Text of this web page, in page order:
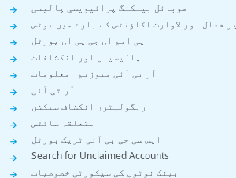
موبائل بینکنگ پرائیویسی پالیسی
فعال اور لاوارث اکاؤنٹس کے بارے میں نوٹس
پی ایم ای جی پی ای پورٹل
پالیسیاں اور انکشافات
آر بی آئی میوزیم - معلومات
آر ٹی آئی
ریگولیٹری انکشاف سیکشن
متعلقہ سائٹس
ایس سی جی پی آئی ٹریک پورٹل
Search for Unclaimed Accounts
بینک نوٹوں کی سیکورٹی خصوصیات